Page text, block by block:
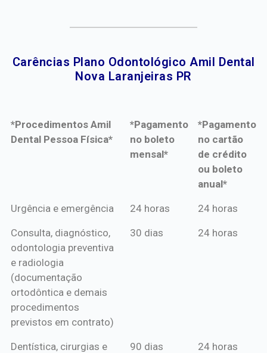
Carências Plano Odontológico Amil Dental
Nova Laranjeiras PR​
*Procedimentos Amil
Dental Pessoa Física*
*Pagamento
no boleto
mensal*
*Pagamento
no cartão
de crédito
ou boleto
anual*
*Procedimentos Amil
*Pagamento
mensal*
*Pagamento
de crédito
Urgência e emergência 24 horas 24 horas
Consulta, diagnóstico,
odontologia preventiva
e radiologia
(documentação
ortodôntica e demais
procedimentos
previstos em contrato)
30 dias 24 horas
Dentística, cirurgias e
90 dias 24 horas